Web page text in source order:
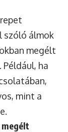
szóló álmok
megélt
ha
mint a